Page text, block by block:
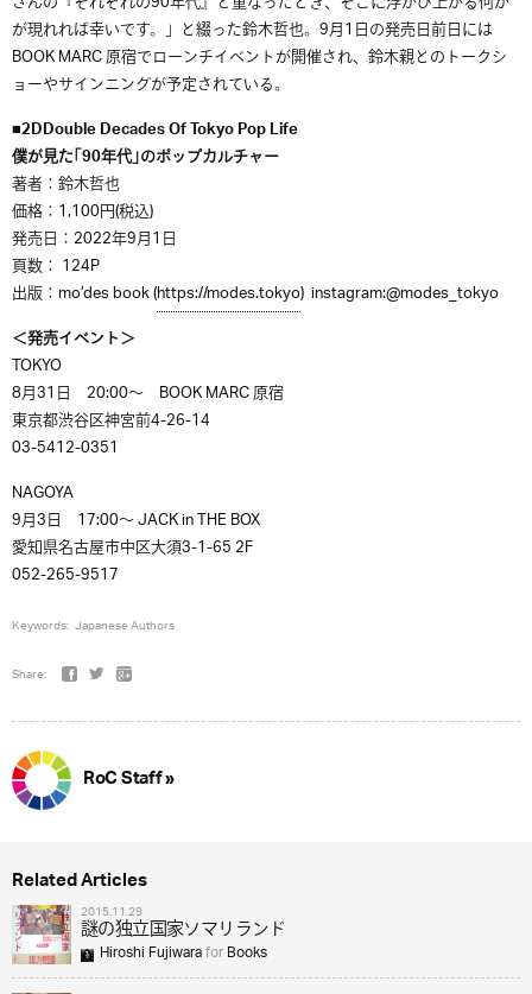
が現れれば幸いです。」と綴った鈴木哲也。9月1日の発売日前日には
BOOK MARC 原宿でローンチイベントが開催され、鈴木親とのトークシ
ョーやサインニングが予定されている。
■2DDouble Decades Of Tokyo Pop Life
僕が見た｢90年代｣のポップカルチャー
著者：鈴木哲也
価格：1,100円(税込)
発売日：2022年9月1日
頁数： 124P
出版：mo’des book (https://modes.tokyo) instagram:@modes_tokyo
＜発売イベント＞
TOKYO
8月31日 20:00〜 BOOK MARC 原宿
東京都渋谷区神宮前4-26-14
03-5412-0351
NAGOYA
9月3日 17:00〜 JACK in THE BOX
愛知県名古屋市中区大須3-1-65 2F
052-265-9517
Keywords: Japanese Authors
Share:
RoC Staff »
Related Articles
2015.11.29
謎の独立国家ソマリランド
Hiroshi FujiwaraforBooks